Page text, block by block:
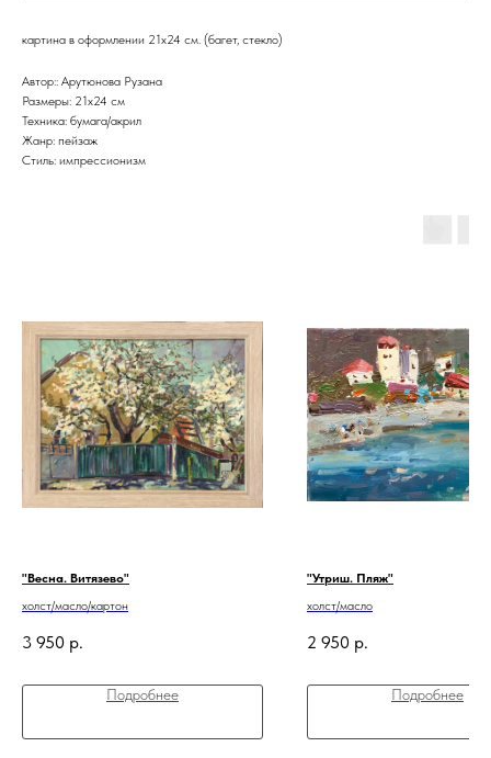
картина в оформлении 21х24 см. (багет, стекло)
Автор:: Арутюнова Рузана
Размеры: 21х24 см
Техника: бумага/акрил
Жанр: пейзаж
Стиль: импрессионизм
"Весна. Витязево"
холст/масло/картон
3 950 р.
Подробнее
"Утриш. Пляж"
холст/масло
2 950 р.
Подробнее